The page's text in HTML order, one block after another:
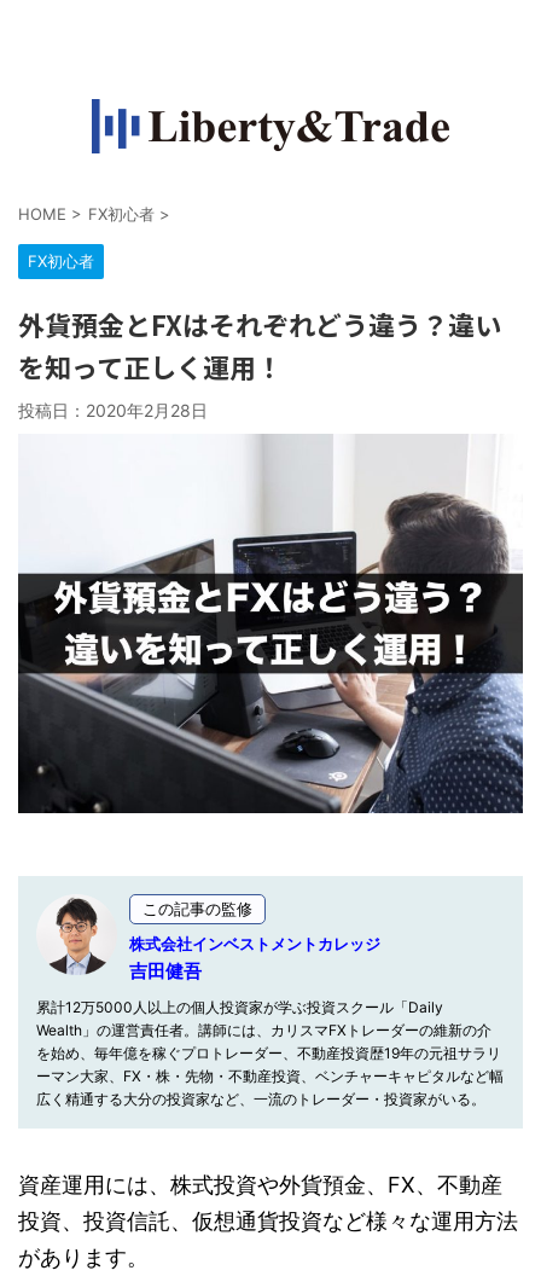
HOME > FX初心者 >
FX初心者
外貨預金とFXはそれぞれどう違う？違い
を知って正しく運用！
投稿日： 2020年2月28日
この記事の監修
株式会社インベストメントカレッジ
吉田健吾
累計12万5000人以上の個人投資家が学ぶ投資スクール「Daily
Wealth」の運営責任者。講師には、カリスマFXトレーダーの維新の介
を始め、毎年億を稼ぐプロトレーダー、不動産投資歴19年の元祖サラリ
ーマン大家、FX・株・先物・不動産投資、ベンチャーキャピタルなど幅
広く精通する大分の投資家など、一流のトレーダー・投資家がいる。
資産運用には、株式投資や外貨預金、FX、不動産
投資、投資信託、仮想通貨投資など様々な運用方法
があります。